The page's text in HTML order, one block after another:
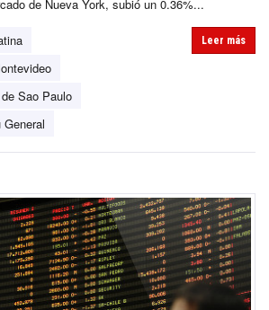
de Nueva York, subió un 0.36%...
Sao Paulo
Leer más